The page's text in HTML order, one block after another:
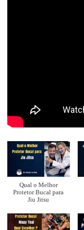
Qual o Melhor
Protetor Bucal para
Jiu Jitsu